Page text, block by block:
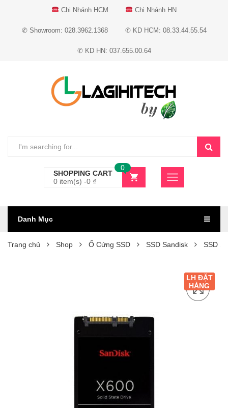
Chi Nhánh HCM Chi Nhánh HN
✆ Showroom: 028.3962.1368 ✆ KD HCM: 08.33.44.55.54
✆ KD HN: 037.655.00.64
SHOPPING CART
0 item(s) -0 ₫
0
Danh Mục
Trang chủ Shop Ổ Cứng SSD SSD Sandisk SSD
LH ĐẶT
HÀNG